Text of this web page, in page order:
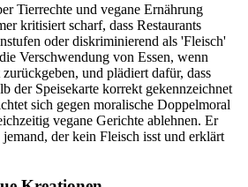
Tierrechte und vegane Ernährung
kritisiert scharf, dass Restaurants
oder diskriminierend als 'Fleisch'
Verschwendung von Essen, wenn
und plädiert dafür, dass
der Speisekarte korrekt gekennzeichnet
sich gegen moralische Doppelmoral
vegane Gerichte ablehnen. Er
der kein Fleisch isst und erklärt